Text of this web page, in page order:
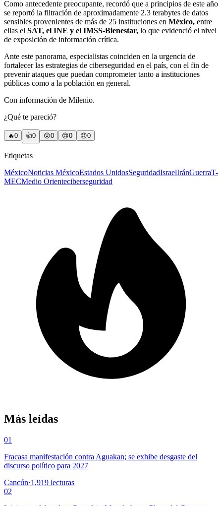
Como antecedente preocupante, recordó que a principios de este año
se reportó la filtración de aproximadamente 2.3 terabytes de datos
sensibles provenientes de más de 25 instituciones en México, entre
ellas el SAT, el INE y el IMSS-Bienestar, lo que evidenció el nivel
de exposición de información crítica.
Ante este panorama, especialistas coinciden en la urgencia de
fortalecer las estrategias de ciberseguridad en el país, con el fin de
prevenir ataques que puedan comprometer tanto a instituciones
públicas como a la población en general.
Con información de Milenio.
¿Qué te pareció?
🔥0 👍0 😲0 😢0 😠0
Etiquetas
MéxicoNoticias MéxicoEstados UnidosSeguridadIsraelIránGuerraT-
MECMedio Orienteciberseguridad
Más leídas
01
Fracasa manifestación contra Aguakan; se exhibe desgaste del
discurso político para 2027
Cancún·1,919 lecturas
02